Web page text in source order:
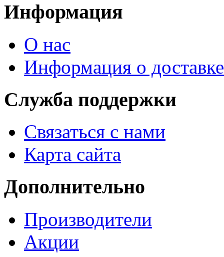
Информация
О нас
Информация о доставке
Служба поддержки
Связаться с нами
Карта сайта
Дополнительно
Производители
Акции